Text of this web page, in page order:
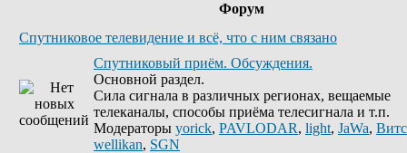
Форум
Спутниковое телевидение и всё, что с ним связано
Спутниковый приём. Обсуждения.
Основной раздел.
Сила сигнала в различных регионах, вещаемые
телеканалы, способы приёма телесигнала и т.п.
Модераторы yorick, PAVLODAR, light, JaWa, Витс
wellikan, SGN